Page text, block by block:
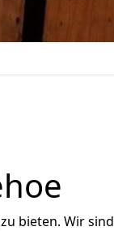
zu bieten. Wir sind